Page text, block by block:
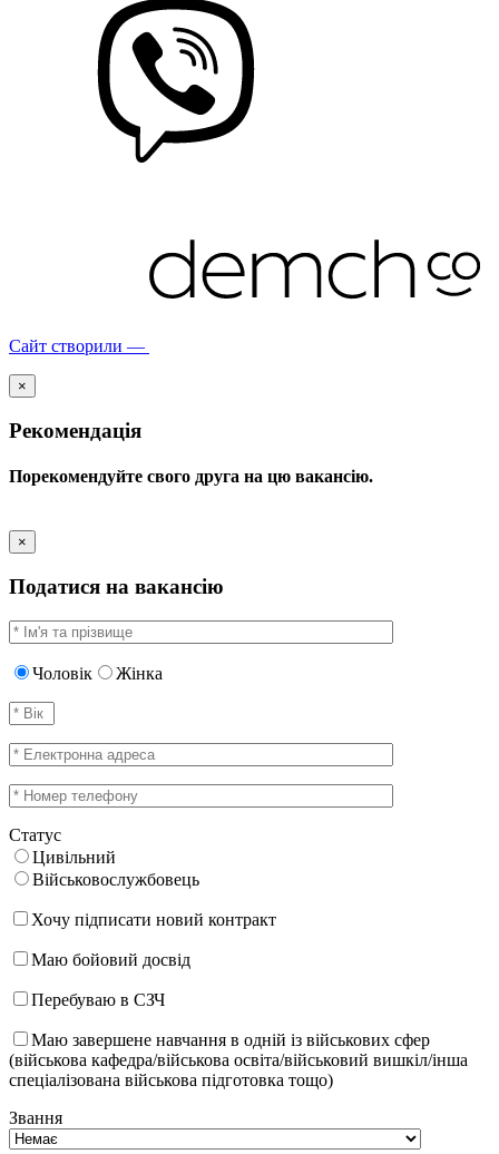
Сайт створили —
×
Рекомендація
Порекомендуйте свого друга на цю вакансію.
×
Податися на вакансію
Чоловік Жінка
Статус
Цивільний
Військовослужбовець
Хочу підписати новий контракт
Маю бойовий досвід
Перебуваю в СЗЧ
Маю завершене навчання в одній із військових сфер
(військова кафедра/військова освіта/військовий вишкіл/інша
спеціалізована військова підготовка тощо)
Звання